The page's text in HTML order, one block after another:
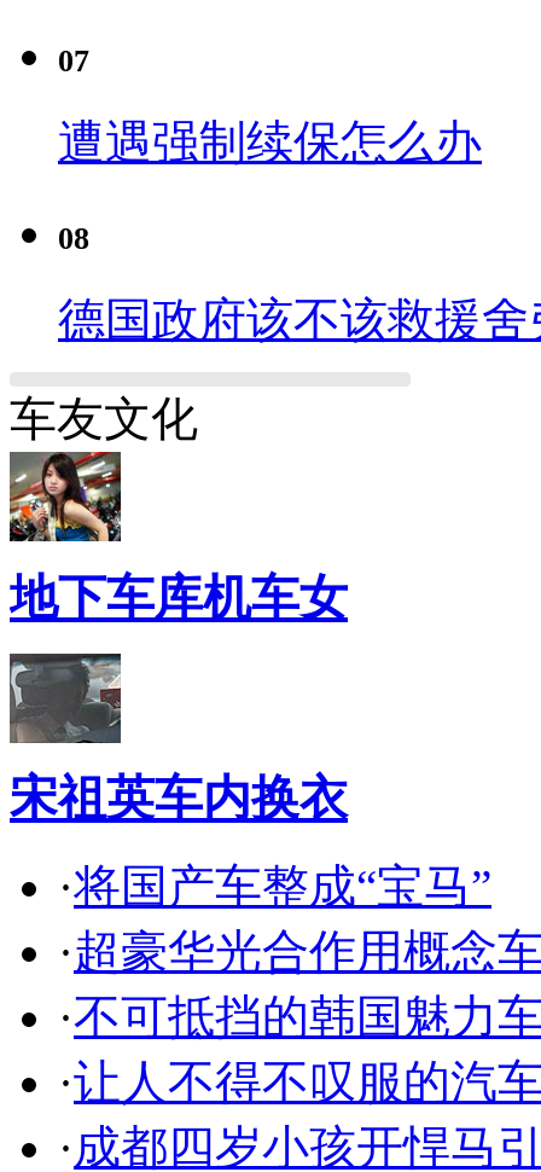
07
遭遇强制续保怎么办
08
德国政府该不该救援舍
车友文化
地下车库机车女
宋祖英车内换衣
·将国产车整成“宝马”
·超豪华光合作用概念
·不可抵挡的韩国魅力
·让人不得不叹服的汽
·成都四岁小孩开悍马